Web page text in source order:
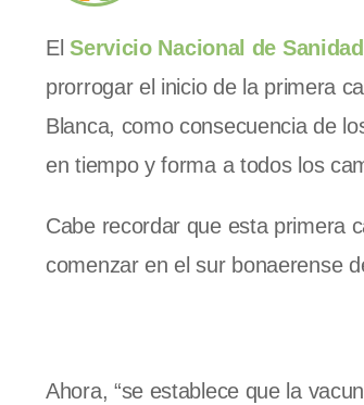
ElServicio Nacional de
prorrogar el inicio de la primera
Blanca, como consecuencia de
en tiempo y forma a todos los
Cabe recordar que esta primera
comenzar en el sur bonaerense
Ahora, “se establece que la